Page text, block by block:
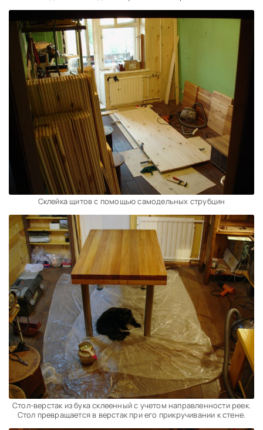
Склейка щитов с помощью самодельных струбцин
Стол-верстак из бука склеенный с учетом направленности реек.
Стол превращается в верстак при его прикручивании к стене.